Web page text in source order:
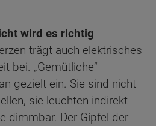
wird es richtig
trägt auch elektrisches
bei. „Gemütliche“
gezielt ein. Sie sind nicht
sie leuchten indirekt
dimmbar. Der Gipfel der